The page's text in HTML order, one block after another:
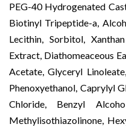
PEG-40 Hydrogenated
Biotinyl Tripeptide-a,
Lecithin, Sorbitol,
Extract, Diathomeaceous
Acetate, Glyceryl
Phenoxyethanol, Caprylyl
Chloride, Benzyl
Methylisothiazolinone,